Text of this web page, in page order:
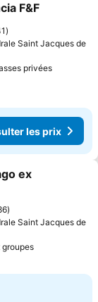
favoris
F&F
Saint Jacques de
privées
les prix
favoris
ex
Saint Jacques de